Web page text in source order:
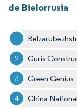
de Bielorrusia
Guris
Green Genius
China